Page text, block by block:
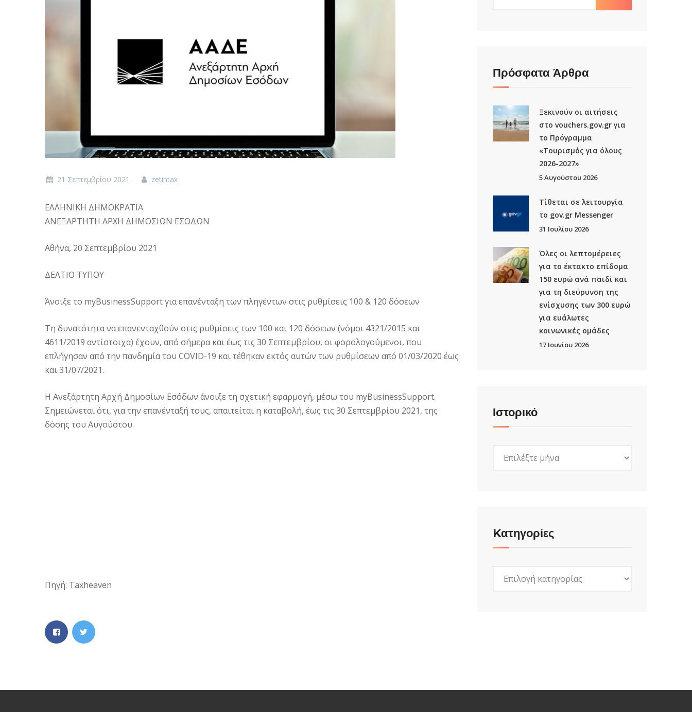
21 Σεπτεμβρίου 2021 zetintax
ΕΛΛΗΝΙΚΗ ΔΗΜΟΚΡΑΤΙΑ
ΑΝΕΞΑΡΤΗΤΗ ΑΡΧΗ ΔΗΜΟΣΙΩΝ ΕΣΟΔΩΝ
Αθήνα, 20 Σεπτεμβρίου 2021
ΔΕΛΤΙΟ ΤΥΠΟΥ
Άνοιξε το myBusinessSupport για επανένταξη των πληγέντων στις ρυθμίσεις 100 & 120 δόσεων
Τη δυνατότητα να επανενταχθούν στις ρυθμίσεις των 100 και 120 δόσεων (νόμοι 4321/2015 και
4611/2019 αντίστοιχα) έχουν, από σήμερα και έως τις 30 Σεπτεμβρίου, οι φορολογούμενοι, που
επλήγησαν από την πανδημία του COVID-19 και τέθηκαν εκτός αυτών των ρυθμίσεων από 01/03/2020 έως
και 31/07/2021.
Η Ανεξάρτητη Αρχή Δημοσίων Εσόδων άνοιξε τη σχετική εφαρμογή, μέσω του myBusinessSupport.
Σημειώνεται ότι, για την επανένταξή τους, απαιτείται η καταβολή, έως τις 30 Σεπτεμβρίου 2021, της
δόσης του Αυγούστου.
Πηγή: Taxheaven
Πρόσφατα Άρθρα
Ξεκινούν οι αιτήσεις
στο vouchers.gov.gr για
το Πρόγραμμα
«Τουρισμός για όλους
2026-2027»
5 Αυγούστου 2026
Τίθεται σε λειτουργία
το gov.gr Μessenger
31 Ιουλίου 2026
Όλες οι λεπτομέρειες
για το έκτακτο επίδομα
150 ευρώ ανά παιδί και
για τη διεύρυνση της
ενίσχυσης των 300 ευρώ
για ευάλωτες
κοινωνικές ομάδες
17 Ιουνίου 2026
Ιστορικό
Kατηγορίες